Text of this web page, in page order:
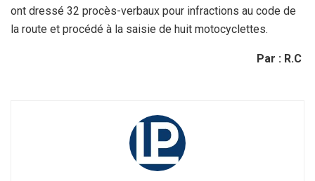
ont dressé 32 procès-verbaux pour infractions au code de
la route et procédé à la saisie de huit motocyclettes.
Par : R.C